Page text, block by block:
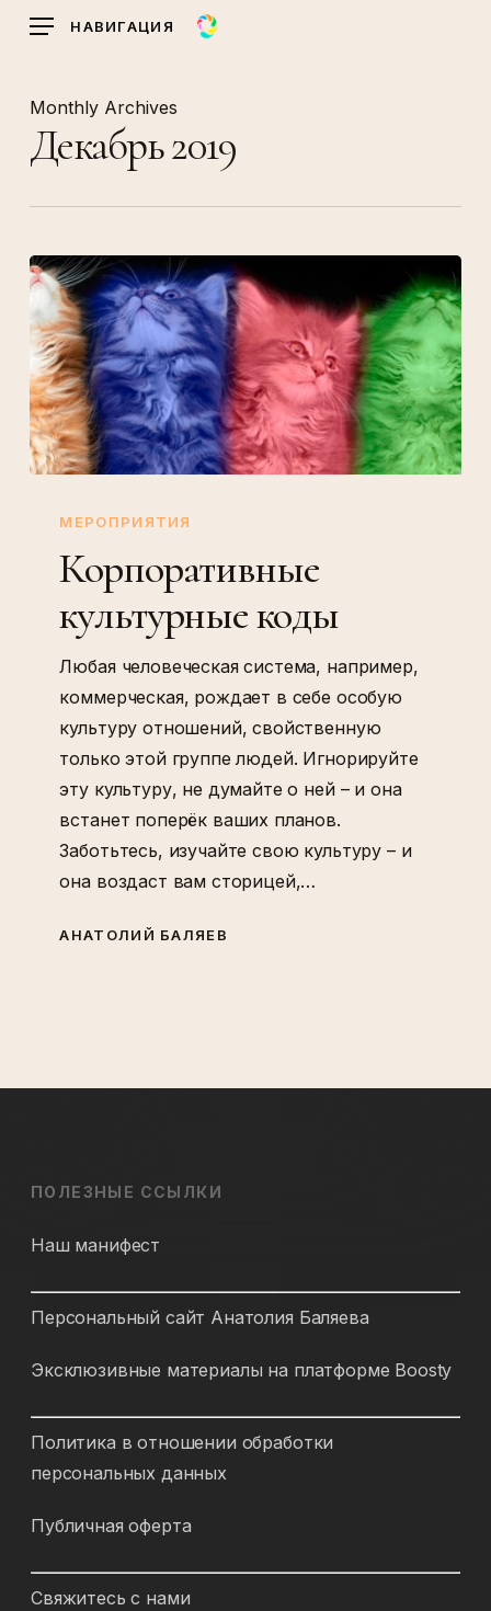
Skip
content
НАВИГАЦИЯ
Monthly Archives
Декабрь 2019
культурные
коды
МЕРОПРИЯТИЯ
Корпоративные
культурные коды
Любая человеческая система, например,
коммерческая, рождает в себе особую
культуру отношений, свойственную
только этой группе людей. Игнорируйте
эту культуру, не думайте о ней – и она
встанет поперёк ваших планов.
Заботьтесь, изучайте свою культуру – и
она воздаст вам сторицей,…
АНАТОЛИЙ БАЛЯЕВ
ПОЛЕЗНЫЕ ССЫЛКИ
Наш манифест
Персональный сайт Анатолия Баляева
Эксклюзивные материалы на платформе Boosty
Политика в отношении обработки
персональных данных
Публичная оферта
Свяжитесь с нами